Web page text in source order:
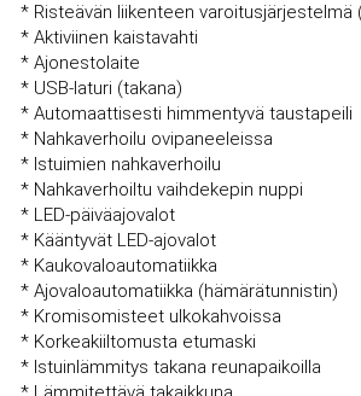
* Risteävän liikenteen
* Aktiviinen kaistavahti
* Ajonestolaite
* USB-laturi (takana)
* Automaattisesti himmentyvä taustapeili
* Nahkaverhoilu ovipaneeleissa
* Istuimien nahkaverhoilu
* Nahkaverhoiltu vaihdekepin nuppi
* LED-päiväajovalot
* Kääntyvät LED-ajovalot
* Kaukovaloautomatiikka
* Ajovaloautomatiikka (hämärätunnistin)
* Kromisomisteet ulkokahvoissa
* Korkeakiiltomusta etumaski
* Istuinlämmitys takana reunapaikoilla